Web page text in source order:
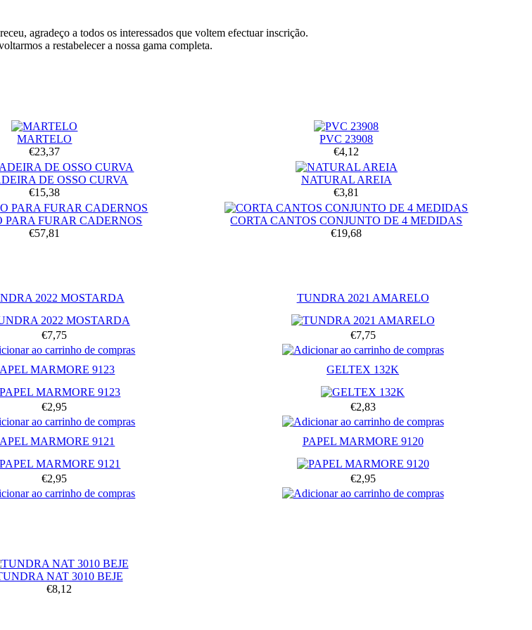
agradeço a todos os interessados que voltem efectuar inscrição.
a restabelecer a nossa gama completa.
MARTELO
€23,37
PVC 23908
€4,12
DE OSSO CURVA
€15,38
NATURAL AREIA
€3,81
PARA FURAR CADERNOS
€57,81
CORTA CANTOS CONJUNTO DE 4 MEDIDAS
€19,68
2022 MOSTARDA
€7,75
TUNDRA 2021 AMARELO
€7,75
MARMORE 9123
€2,95
GELTEX 132K
€2,83
MARMORE 9121
€2,95
PAPEL MARMORE 9120
€2,95
NAT 3010 BEJE
€8,12